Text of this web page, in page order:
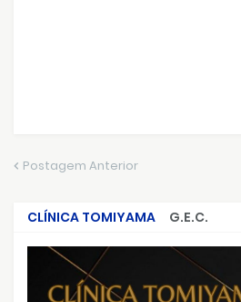
Postagem Anterior
CLÍNICA TOMIYAMA
G.E.C.
CRIMES QUE ABALARAM O BRASIL